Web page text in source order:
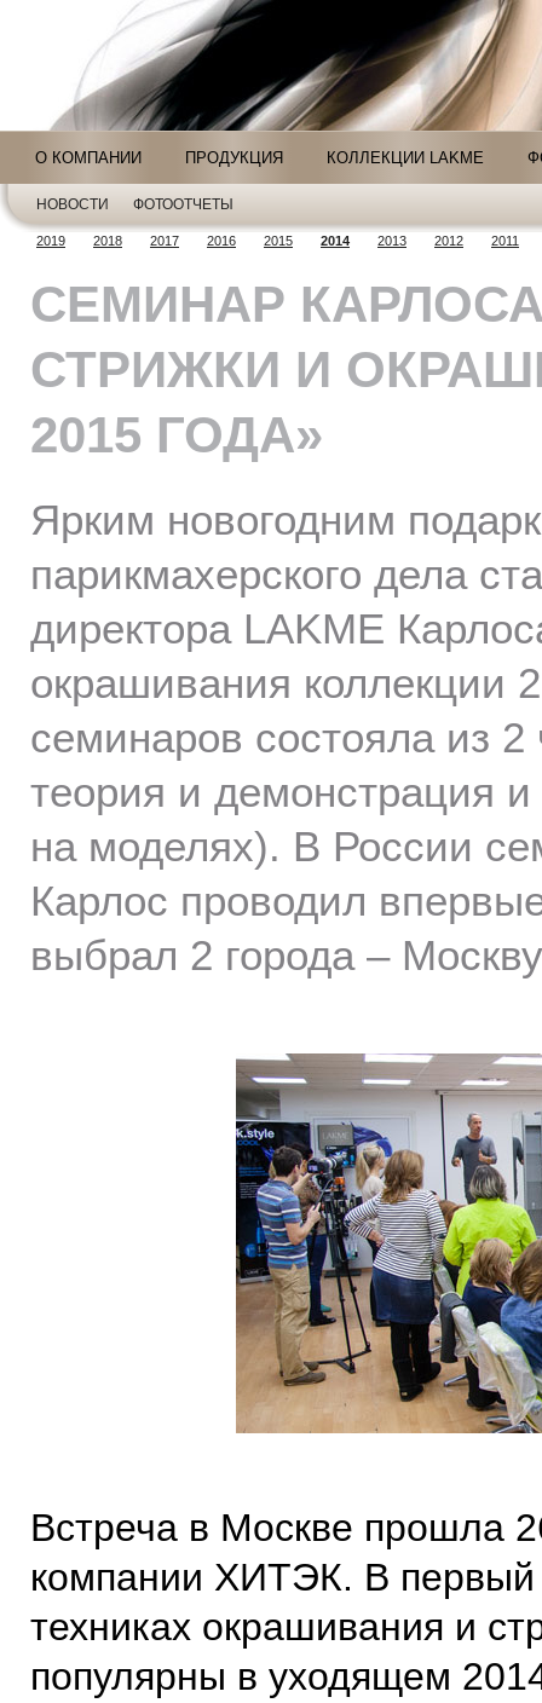
О КОМПАНИИ ПРОДУКЦИЯ КОЛЛЕКЦИИ LAKME
НОВОСТИ ФОТООТЧЕТЫ
2019 2018 2017 2016 2015 2014 2013 2012 2011
СЕМИНАР
СТРИЖКИ И
2015 ГОДА»
Ярким новогодним
парикмахерского дела
директора LAKME
окрашивания коллекции
семинаров состояла из
теория и демонстрация и
на моделях). В России
Карлос проводил
выбрал 2 города –
Встреча в Москве прошла
компании ХИТЭК. В первый
техниках окрашивания и
популярны в уходящем